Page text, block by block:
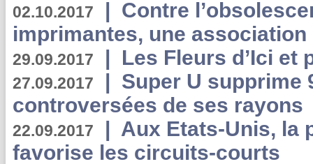
02.10.2017 | Contre
imprimantes, une
29.09.2017 | Les Fleurs d’Ici et
27.09.2017 | Super U supprime
controversées de ses rayons
22.09.2017 | Aux Etats-Unis, la
favorise les circuits-courts